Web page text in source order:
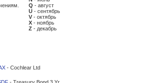
Q - август
U - сентябрь
V - октябрь
X - ноябрь
Z - декабрь
- Cochlear Ltd